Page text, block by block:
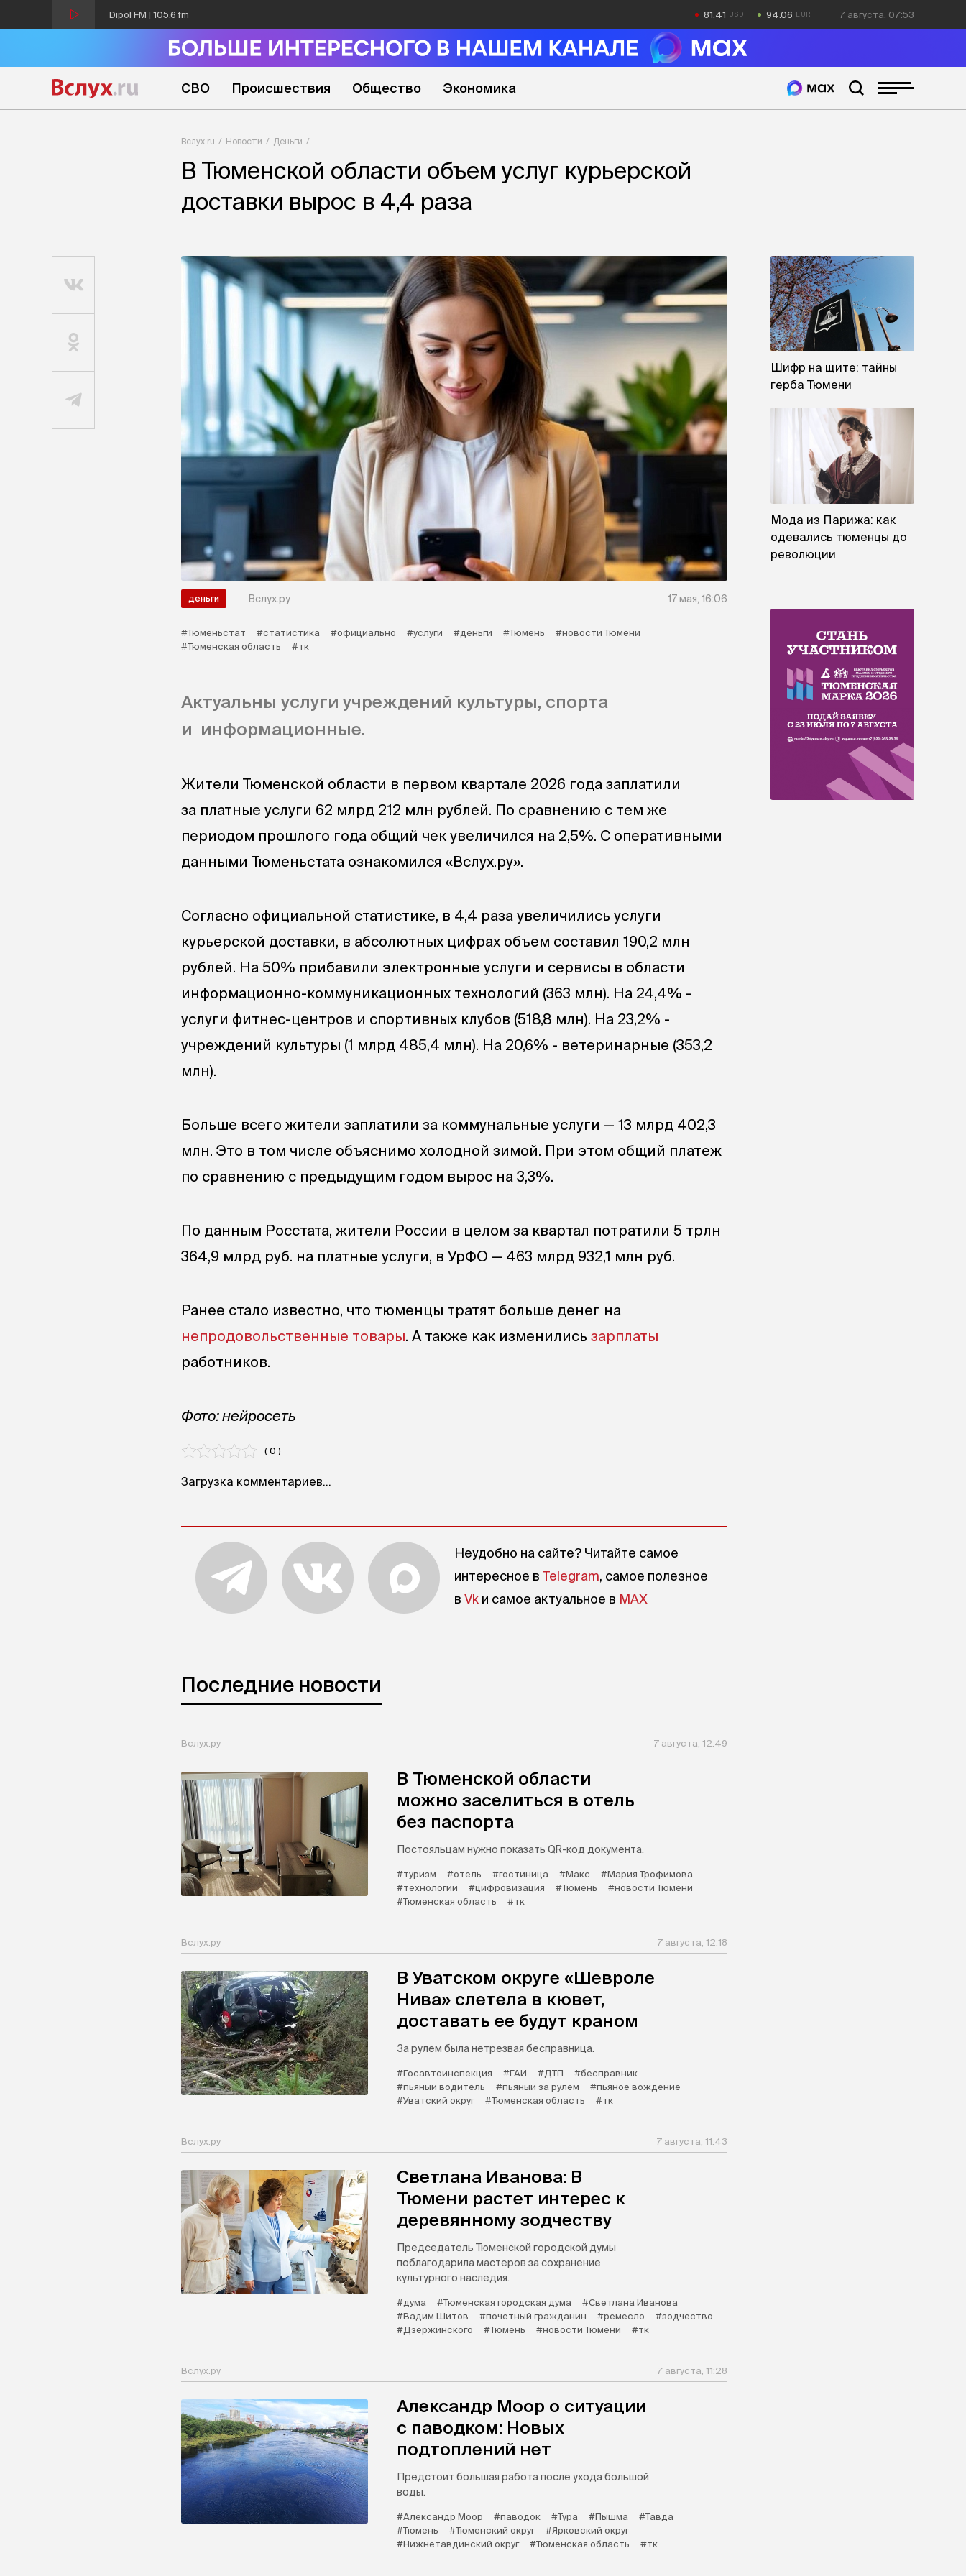
Dipol FM | 105,6 fm 81.41 94.06 7 августа, 07:53
СВО Происшествия Общество Экономика
Вслух.ru Новости Деньги
В Тюменской области объем услуг курьерской
доставки вырос в 4,4 раза
деньги Вслух.ру 17 мая, 16:06
#Тюменьстат #статистика #официально #услуги #деньги #Тюмень
#новости Тюмени
#Тюменская область
#тк
Актуальны услуги учреждений культуры, спорта
и информационные.
Жители Тюменской области в первом квартале 2026 года заплатили
за платные услуги 62 млрд 212 млн рублей. По сравнению с тем же
периодом прошлого года общий чек увеличился на 2,5%. С оперативными
данными Тюменьстата ознакомился «Вслух.ру».
Согласно официальной статистике, в 4,4 раза увеличились услуги
курьерской доставки, в абсолютных цифрах объем составил 190,2 млн
рублей. На 50% прибавили электронные услуги и сервисы в области
информационно-коммуникационных технологий (363 млн). На 24,4% -
услуги фитнес-центров и спортивных клубов (518,8 млн). На 23,2% -
учреждений культуры (1 млрд 485,4 млн). На 20,6% - ветеринарные (353,2
млн).
Больше всего жители заплатили за коммунальные услуги — 13 млрд 402,3
млн. Это в том числе объяснимо холодной зимой. При этом общий платеж
по сравнению с предыдущим годом вырос на 3,3%.
По данным Росстата, жители России в целом за квартал потратили 5 трлн
364,9 млрд руб. на платные услуги, в УрФО — 463 млрд 932,1 млн руб.
Ранее стало известно, что тюменцы тратят больше денег на
непродовольственные товары. А также как изменились зарплаты
работников.
Фото: нейросеть
( 0 )
Загрузка комментариев...
Неудобно на сайте? Читайте самое
интересное в Telegram, самое полезное
в Vk и самое актуальное в MAX
Последние новости
Вслух.ру 7 августа, 12:49
В Тюменской области
можно заселиться в отель
без паспорта
Постояльцам нужно показать QR-код документа.
#туризм #отель #гостиница #Макс
#Мария Трофимова
#технологии
#цифровизация #Тюмень
#новости Тюмени
#Тюменская область
#тк
Вслух.ру 7 августа, 12:18
В Уватском округе «Шевроле
Нива» слетела в кювет,
доставать ее будут краном
За рулем была нетрезвая бесправница.
#Госавтоинспекция #ГАИ #ДТП
#бесправник
#пьяный водитель
#пьяный за рулем
#пьяное вождение
#Уватский округ
#Тюменская область #тк
Вслух.ру 7 августа, 11:43
Светлана Иванова: В
Тюмени растет интерес к
деревянному зодчеству
Председатель Тюменской городской думы
поблагодарила мастеров за сохранение
культурного наследия.
#дума #Тюменская городская дума
#Светлана Иванова
#Вадим Шитов
#почетный гражданин #ремесло
#зодчество
#Дзержинского
#Тюмень #новости Тюмени #тк
Вслух.ру 7 августа, 11:28
Александр Моор о ситуации
с паводком: Новых
подтоплений нет
Предстоит большая работа после ухода большой
воды.
#Александр Моор #паводок #Тура #Пышма
#Тавда
#Тюмень
#Тюменский округ
#Ярковский округ
#Нижнетавдинский округ
#Тюменская область #тк
Шифр на щите: тайны
герба Тюмени
Мода из Парижа: как
одевались тюменцы до
революции